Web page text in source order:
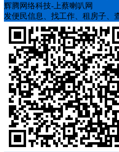
辉腾网络科技-上蔡喇叭网
发便民信息、找工作、租房子、